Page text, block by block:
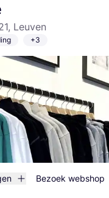
Leuven
+3
Bezoek webshop